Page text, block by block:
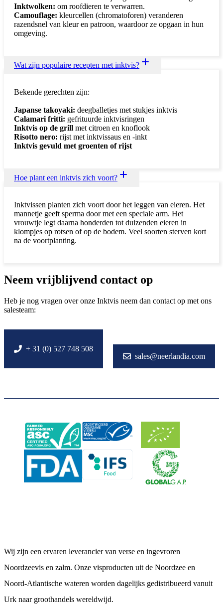
Inktwolken: om roofdieren te verwarren.
Camouflage: kleurcellen (chromatoforen) veranderen
razendsnel van kleur en patroon, waardoor ze opgaan in hun
omgeving.
Wat zijn populaire recepten met inktvis?
Bekende gerechten zijn:
Japanse takoyaki: deegballetjes met stukjes inktvis
Calamari fritti: gefrituurde inktvisringen
Inktvis op de grill met citroen en knoflook
Risotto nero: rijst met inktvissaus en -inkt
Inktvis gevuld met groenten of rijst
Hoe plant een inktvis zich voort?
Inktvissen planten zich voort door het leggen van eieren. Het
mannetje geeft sperma door met een speciale arm. Het
vrouwtje legt daarna honderden tot duizenden eieren in
klompjes op rotsen of op de bodem. Veel soorten sterven kort
na de voortplanting.
Neem vrijblijvend contact op
Heb je nog vragen over onze Inktvis neem dan contact op met ons
salesteam:
+ 31 (0) 527 748 508
sales@neerlandia.com
Wij zijn een ervaren leverancier van verse en ingevroren
Noordzeevis en zalm. Onze visproducten uit de Noordzee en
Noord-Atlantische wateren worden dagelijks gedistribueerd vanuit
Urk naar groothandels wereldwijd.